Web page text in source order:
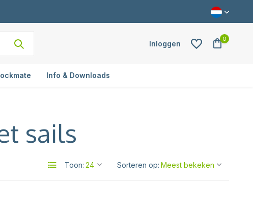
Inloggen
0
Info & Downloads
sails
Toon: Sorteren op: